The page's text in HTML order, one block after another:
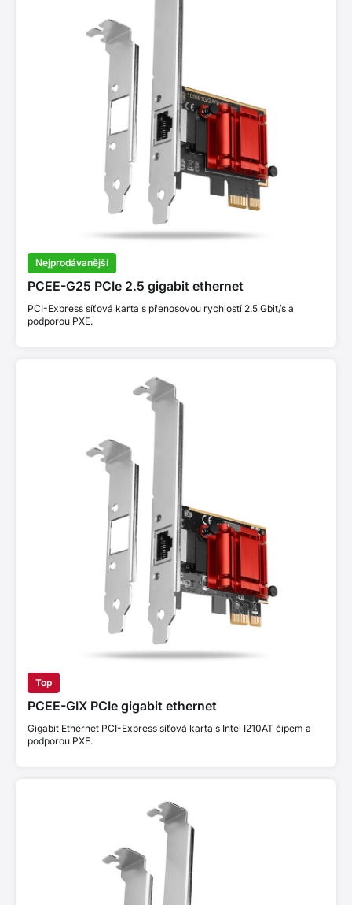
Nejprodávanější
PCEE-G25 PCIe 2.5 gigabit ethernet
PCI-Express síťová karta s přenosovou rychlostí 2.5 Gbit/s a
podporou PXE.
Top
PCEE-GIX PCIe gigabit ethernet
Gigabit Ethernet PCI-Express síťová karta s Intel I210AT čipem a
podporou PXE.